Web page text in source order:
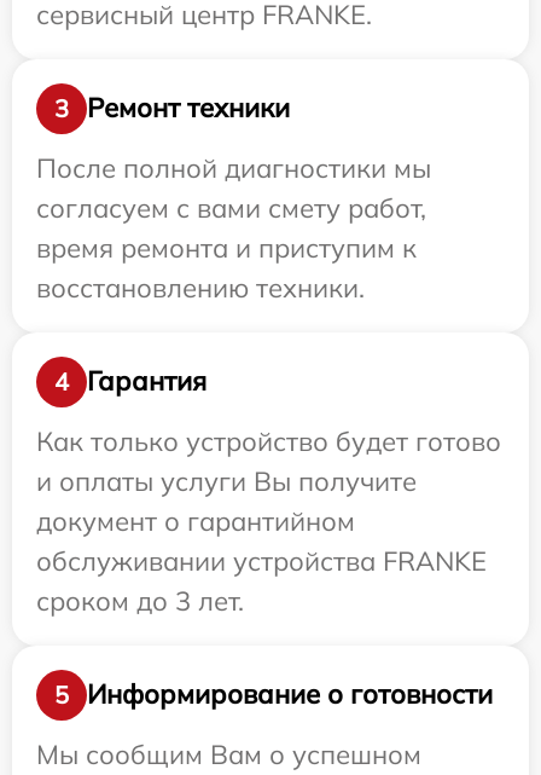
сервисный центр FRANKE.
3
Ремонт техники
После полной диагностики мы
согласуем с вами смету работ,
время ремонта и приступим к
восстановлению техники.
4
Гарантия
Как только устройство будет готово
и оплаты услуги Вы получите
документ о гарантийном
обслуживании устройства FRANKE
сроком до 3 лет.
5
Информирование о готовности
Мы сообщим Вам о успешном